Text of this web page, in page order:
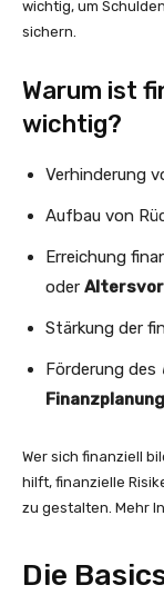
wichtig, um
sichern.
Warum ist
wichtig?
Verhinderung
Aufbau von
Erreichung
oder
Stärkung der
Förderung des
Finanzplanung
Wer sich finanziell
hilft, finanzielle
zu gestalten. Mehr
Die